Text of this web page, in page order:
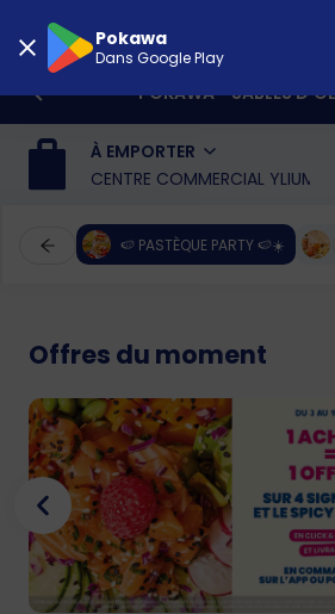
Pokawa
Dans Google Play
POKAWA - SABLES
À EMPORTER
CENTRE COMMERCIAL
🍉 PASTÈQUE PARTY 🍉☀️
Offres du moment